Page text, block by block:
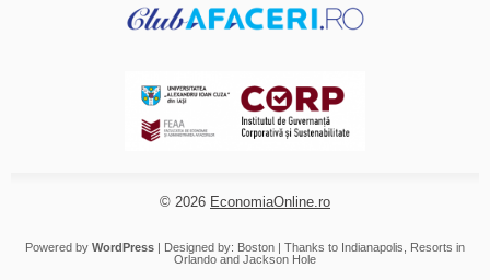
© 2026 EconomiaOnline.ro
Powered by WordPress | Designed by: Boston | Thanks to Indianapolis
Resorts in
Orlando and Jackson Hole